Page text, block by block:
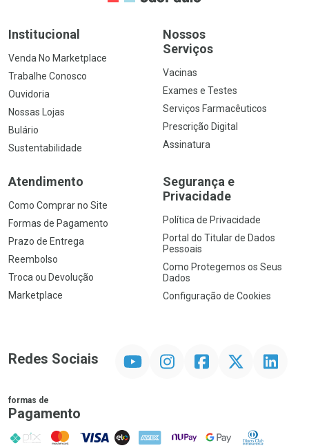
Institucional
Venda No Marketplace
Trabalhe Conosco
Ouvidoria
Nossas Lojas
Bulário
Sustentabilidade
Nossos
Serviços
Vacinas
Exames e Testes
Serviços Farmacêuticos
Prescrição Digital
Assinatura
Atendimento
Como Comprar no Site
Formas de Pagamento
Prazo de Entrega
Reembolso
Troca ou Devolução
Marketplace
Segurança e
Privacidade
Política de Privacidade
Portal do Titular de Dados
Pessoais
Como Protegemos os Seus
Dados
Configuração de Cookies
Redes Sociais InstagramFacebookTwitter Linkedin
formas de
Pagamento
PIX MasterCard
VISA ELO AMEX NuPay Google PayDiners Club